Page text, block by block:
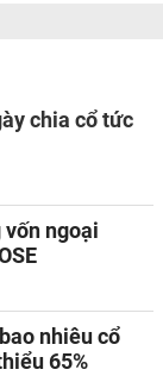
chia cổ tức
vốn ngoại
nhiêu cổ
65%